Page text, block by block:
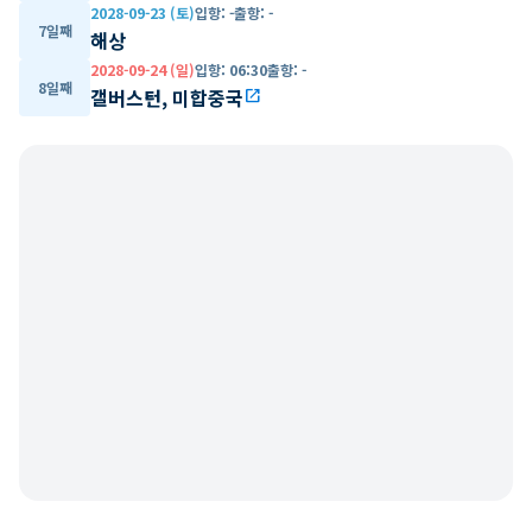
7일째
2028-09-23 (토)입항: -출항: -
해상
8일째
2028-09-24 (일)입항: 06:30출항: -
갤버스턴, 미합중국open_in_new